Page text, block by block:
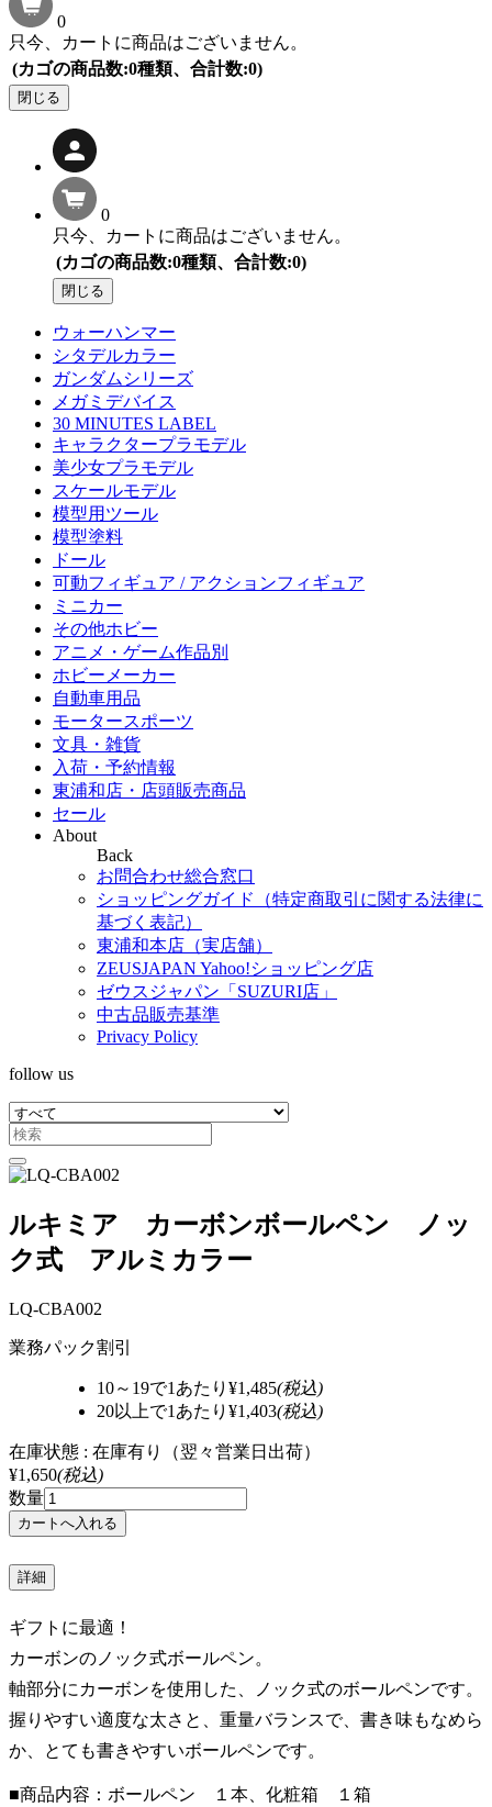
0
只今、カートに商品はございません。
(カゴの商品数:0種類、合計数:0)
閉じる
0
只今、カートに商品はございません。
(カゴの商品数:0種類、合計数:0)
閉じる
ウォーハンマー
シタデルカラー
ガンダムシリーズ
メガミデバイス
30 MINUTES LABEL
キャラクタープラモデル
美少女プラモデル
スケールモデル
模型用ツール
模型塗料
ドール
可動フィギュア / アクションフィギュア
ミニカー
その他ホビー
アニメ・ゲーム作品別
ホビーメーカー
自動車用品
モータースポーツ
文具・雑貨
入荷・予約情報
東浦和店・店頭販売商品
セール
About
Back
お問合わせ総合窓口
ショッピングガイド（特定商取引に関する法律に
基づく表記）
東浦和本店（実店舗）
ZEUSJAPAN Yahoo!ショッピング店
ゼウスジャパン「SUZURI店」
中古品販売基準
Privacy Policy
follow us
ルキミア カーボンボールペン ノッ
ク式 アルミカラー
LQ-CBA002
業務パック割引
10～19で1あたり ¥1,485(税込)
20以上で1あたり ¥1,403(税込)
在庫状態 : 在庫有り（翌々営業日出荷）
¥1,650(税込)
数量
詳細
ギフトに最適！
カーボンのノック式ボールペン。
軸部分にカーボンを使用した、ノック式のボールペンです。
握りやすい適度な太さと、重量バランスで、書き味もなめら
か、とても書きやすいボールペンです。
■商品内容：ボールペン １本、化粧箱 １箱